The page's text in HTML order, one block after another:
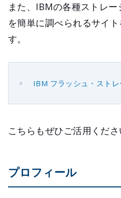
また、IBMの各種ストレ
を簡単に調べられるサイ
す。
IBM フラッシュ・スト
こちらもぜひご活用くださ
プロフィール